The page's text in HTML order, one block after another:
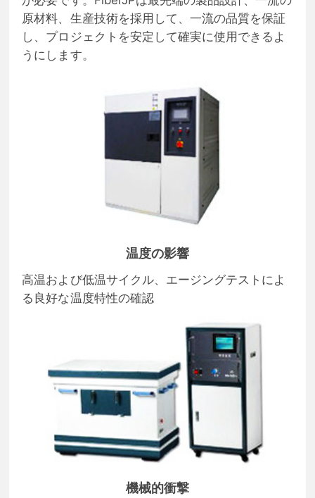
原材料、生産技術を採用して、一流の品質を保証
し、プロジェクトを安定して確実に使用できるよ
うにします。
温度の影響
高温および低温サイクル、エージングテストによ
る良好な温度特性の確認
機械的衝撃